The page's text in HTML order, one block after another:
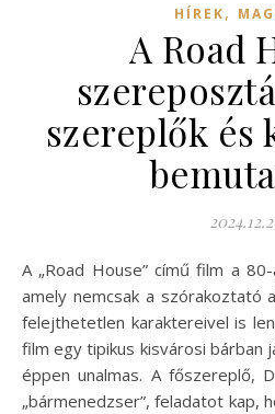
HÍREK,
A Road
szereplők és
A „Road House” című film a 80-as évek kultikus alkotása,
amely nemcsak a szórakoztató
felejthetetlen karaktereivel is
film egy tipikus kisvárosi bárban
éppen unalmas. A főszereplő,
„bármenedzser”, feladatot kap,